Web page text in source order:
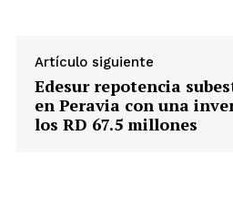
Artículo siguiente
Edesur repotencia
en Peravia con una
los RD 67.5 millones